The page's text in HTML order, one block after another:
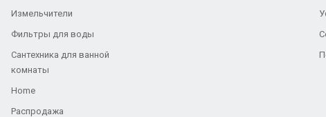
Измельчители
Фильтры для воды
Сантехника для ванной
комнаты
Home
Распродажа